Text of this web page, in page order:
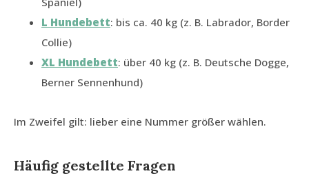
L Hundebett: bis ca. 40 kg (z. B. Labrador, Border
Collie)
XL Hundebett: über 40 kg (z. B. Deutsche Dogge,
Berner Sennenhund)
Im Zweifel gilt: lieber eine Nummer größer wählen.
Häufig gestellte Fragen